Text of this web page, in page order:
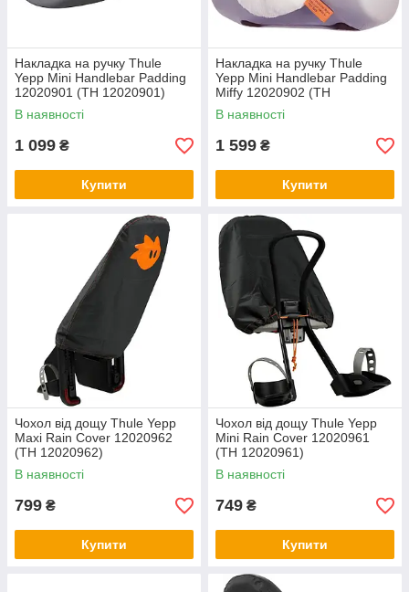
Накладка на ручку Thule
Yepp Mini Handlebar Padding
12020901 (TH 12020901)
В наявності
1 099 ₴
Купити
Накладка на ручку Thule
Yepp Mini Handlebar Padding
Miffy 12020902 (TH
12020902)
В наявності
1 599 ₴
Купити
Чохол від дощу Thule Yepp
Maxi Rain Cover 12020962
(TH 12020962)
В наявності
799 ₴
Купити
Чохол від дощу Thule Yepp
Mini Rain Cover 12020961
(TH 12020961)
В наявності
749 ₴
Купити